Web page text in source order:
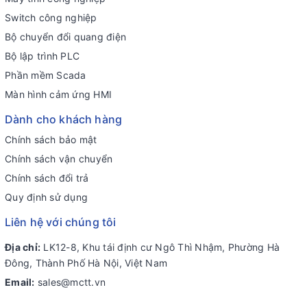
Switch công nghiệp
Bộ chuyển đổi quang điện
Bộ lập trình PLC
Phần mềm Scada
Màn hình cảm ứng HMI
Dành cho khách hàng
Chính sách bảo mật
Chính sách vận chuyển
Chính sách đổi trả
Quy định sử dụng
Liên hệ với chúng tôi
Địa chỉ: LK12-8, Khu tái định cư Ngô Thì Nhậm, Phường Hà
Đông, Thành Phố Hà Nội, Việt Nam
Email: sales@mctt.vn